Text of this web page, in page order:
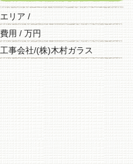
エリア /
費用 / 万円
工事会社/(株)木村ガラス